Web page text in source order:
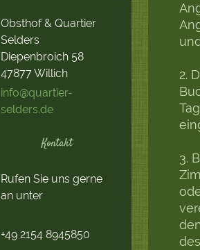
2.
3.
Obsthof & Quartier
Selders
Diepenbroich 58
47877Willich
info@quartier-
selders.de
Kontakt
Rufen Sie uns gerne
an unter
+49 2154 8945850